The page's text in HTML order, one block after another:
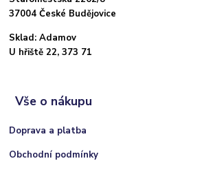
37004 České Budějovice
Sklad: Adamov
U hřiště 22, 373 71
Vše o nákupu
Doprava a platba
Obchodní podmínky